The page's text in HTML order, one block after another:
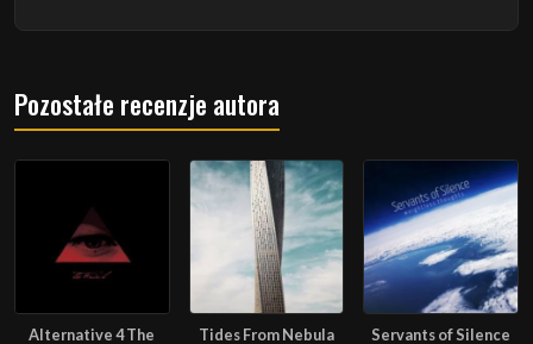
Pozostałe recenzje autora
Alternative 4 The
Tides From Nebula
Servants of Silence